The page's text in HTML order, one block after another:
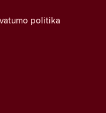
politika